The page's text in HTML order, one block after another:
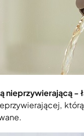
nieprzywierającą -